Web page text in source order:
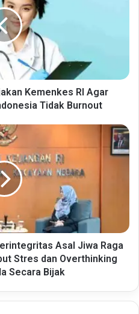
Kemenkes RI Agar
Tidak Burnout
Asal Jiwa Raga
Stres dan Overthinking
Secara Bijak